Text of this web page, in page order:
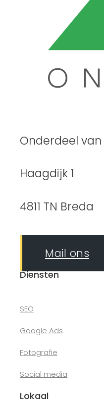
Onderdeel van
Haagdijk 1
4811 TN Breda
Mail ons
Diensten
SEO
Google Ads
Fotografie
Social media
Lokaal